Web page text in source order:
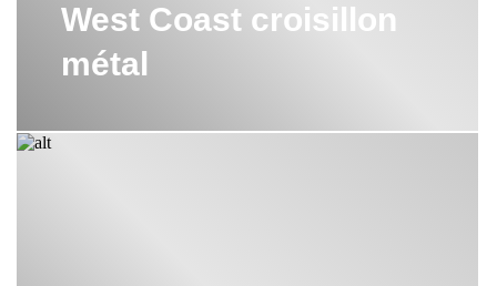
West Coast croisillon
métal